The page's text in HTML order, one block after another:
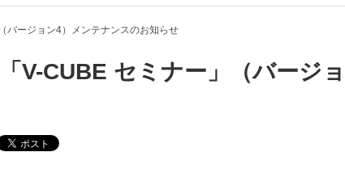
INDONESIA (Bahasa)
バージョン4）メンテナンスのお知らせ
V-CUBE セミナー」（バージ